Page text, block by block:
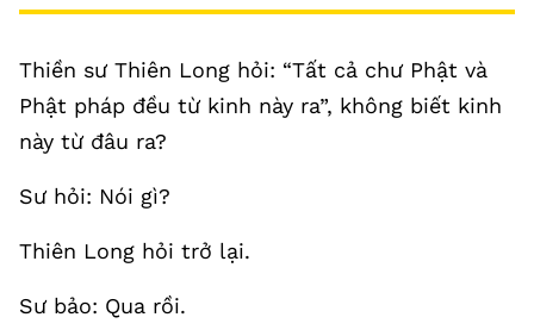
Thiền sư Thiên Long hỏi: “Tất cả chư Phật và
Phật pháp đều từ kinh này ra”, không biết kinh
này từ đâu ra?
Sư hỏi: Nói gì?
Thiên Long hỏi trở lại.
Sư bảo: Qua rồi.